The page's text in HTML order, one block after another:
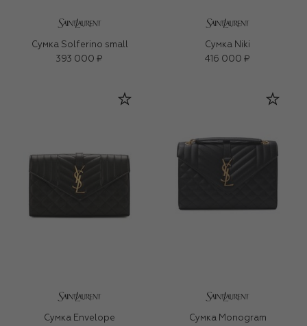
Сумка Solferino small
393 000 ₽
Сумка Niki
416 000 ₽
Сумка Envelope
Сумка Monogram